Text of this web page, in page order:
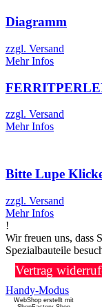
Diagramm
zzgl. Versand
Mehr Infos
zzgl. Versand
Mehr Infos
Bitte Lupe
zzgl. Versand
Mehr Infos
!
Wir freuen uns, dass
Spezialbauteile
Vertrag
Handy-Modus
WebShop erstellt mit